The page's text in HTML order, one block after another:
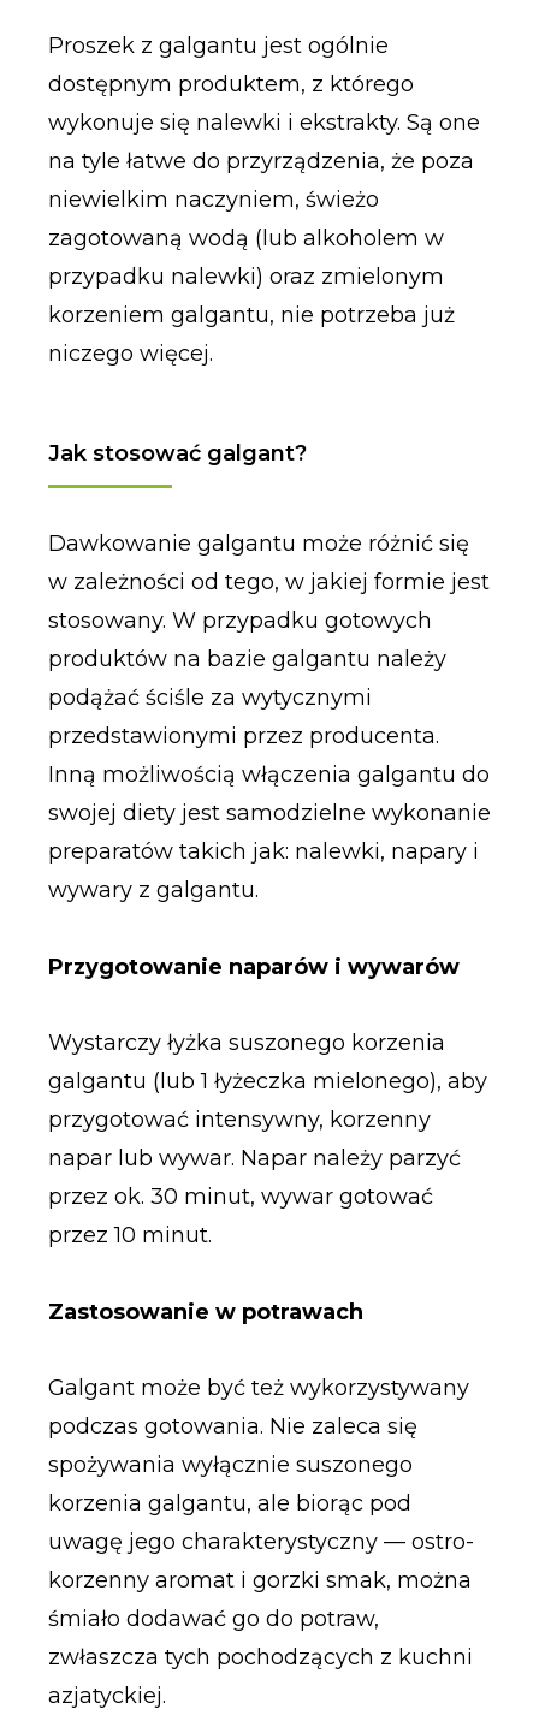
Proszek z galgantu jest ogólnie
dostępnym produktem, z którego
wykonuje się nalewki i ekstrakty. Są one
na tyle łatwe do przyrządzenia, że poza
niewielkim naczyniem, świeżo
zagotowaną wodą (lub alkoholem w
przypadku nalewki) oraz zmielonym
korzeniem galgantu, nie potrzeba już
niczego więcej.
Jak stosować galgant?
Dawkowanie galgantu może różnić się
w zależności od tego, w jakiej formie jest
stosowany. W przypadku gotowych
produktów na bazie galgantu należy
podążać ściśle za wytycznymi
przedstawionymi przez producenta.
Inną możliwością włączenia galgantu do
swojej diety jest samodzielne wykonanie
preparatów takich jak: nalewki, napary i
wywary z galgantu.
Przygotowanie naparów i wywarów
Wystarczy łyżka suszonego korzenia
galgantu (lub 1 łyżeczka mielonego), aby
przygotować intensywny, korzenny
napar lub wywar. Napar należy parzyć
przez ok. 30 minut, wywar gotować
przez 10 minut.
Zastosowanie w potrawach
Galgant może być też wykorzystywany
podczas gotowania. Nie zaleca się
spożywania wyłącznie suszonego
korzenia galgantu, ale biorąc pod
uwagę jego charakterystyczny — ostro-
korzenny aromat i gorzki smak, można
śmiało dodawać go do potraw,
zwłaszcza tych pochodzących z kuchni
azjatyckiej.